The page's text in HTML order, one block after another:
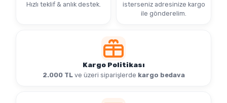
Hızlı teklif & anlık destek.
isterseniz adresinize kargo
ile gönderelim.
Kargo Politikası
2.000 TLve üzeri siparişlerde kargo bedava